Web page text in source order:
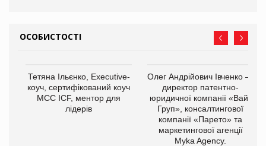
ОСОБИСТОСТІ
Тетяна Ільєнко, Executive-
коуч, сертифікований коуч
МСС ICF, ментор для
лідерів
Олег Андрійович Івченко —
директор патентно-
юридичної компанії «Вайз
Груп», консалтингової
компанії «Парето» та
маркетингової агенції
Myka Agency.